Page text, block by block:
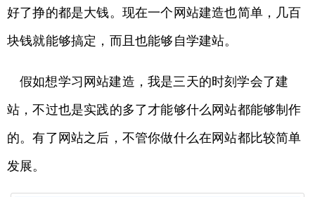
好了挣的都是大钱。现在一个网站建造也简单，几百
块钱就能够搞定，而且也能够自学建站。
假如想学习网站建造，我是三天的时刻学会了建
站，不过也是实践的多了才能够什么网站都能够制作
的。有了网站之后，不管你做什么在网站都比较简单
发展。